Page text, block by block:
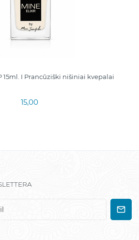
15ml. I Prancūziški nišiniai kvepalai
15,00